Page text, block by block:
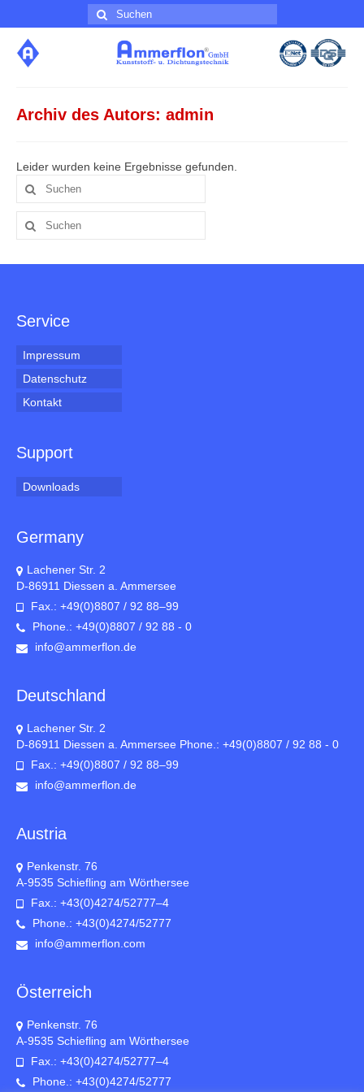
Suche
nach:
Archiv des Autors: admin
Leider wurden keine Ergebnisse gefunden.
Suche
nach:
Suche
nach:
Service
Impressum
Datenschutz
Kontakt
Support
Downloads
Germany
Lachener Str. 2
D-86911 Diessen a. Ammersee
Fax.: +49(0)8807 / 92 88–99
Phone.: +49(0)8807 / 92 88 - 0
info@ammerflon.de
Deutschland
Lachener Str. 2
D-86911 Diessen a. Ammersee Phone.: +49(0)8807 / 92 88 - 0
Fax.: +49(0)8807 / 92 88–99
info@ammerflon.de
Austria
Penkenstr. 76
A-9535 Schiefling am Wörthersee
Fax.: +43(0)4274/52777–4
Phone.: +43(0)4274/52777
info@ammerflon.com
Österreich
Penkenstr. 76
A-9535 Schiefling am Wörthersee
Fax.: +43(0)4274/52777–4
Phone.: +43(0)4274/52777